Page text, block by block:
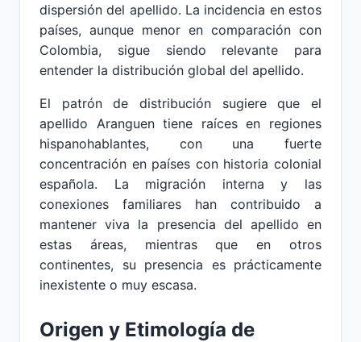
dispersión del apellido. La incidencia en estos
países, aunque menor en comparación con
Colombia, sigue siendo relevante para
entender la distribución global del apellido.
El patrón de distribución sugiere que el
apellido Aranguen tiene raíces en regiones
hispanohablantes, con una fuerte
concentración en países con historia colonial
española. La migración interna y las
conexiones familiares han contribuido a
mantener viva la presencia del apellido en
estas áreas, mientras que en otros
continentes, su presencia es prácticamente
inexistente o muy escasa.
Origen y Etimología de